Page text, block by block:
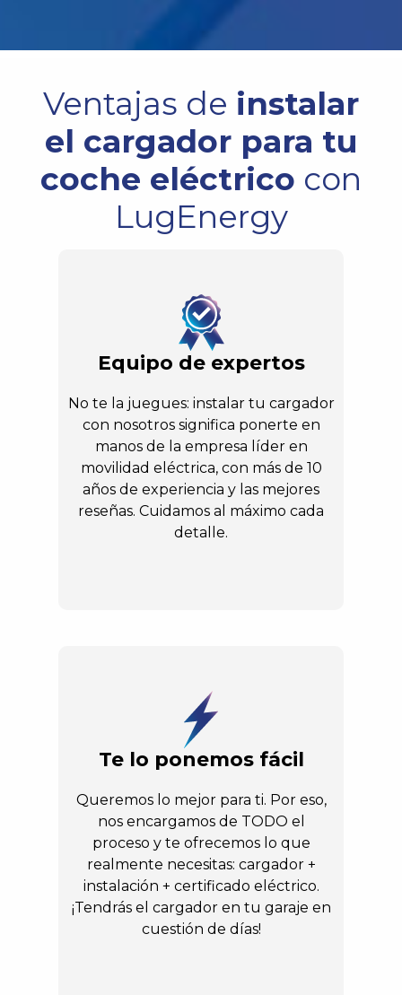
Ventajas de instalar
el cargador para tu
coche eléctrico con
LugEnergy
Equipo de expertos
No te la juegues: instalar tu cargador
con nosotros significa ponerte en
manos de la empresa líder en
movilidad eléctrica, con más de 10
años de experiencia y las mejores
reseñas. Cuidamos al máximo cada
detalle.
Te lo ponemos fácil
Queremos lo mejor para ti. Por eso,
nos encargamos de TODO el
proceso y te ofrecemos lo que
realmente necesitas: cargador +
instalación + certificado eléctrico.
¡Tendrás el cargador en tu garaje en
cuestión de días!